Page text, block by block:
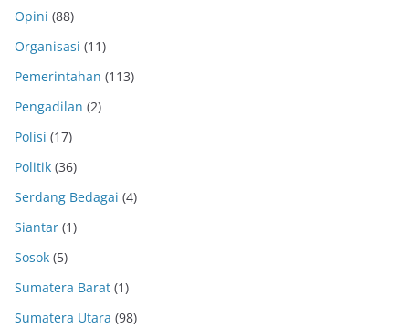
Opini (88)
Organisasi (11)
Pemerintahan (113)
Pengadilan (2)
Polisi (17)
Politik (36)
Serdang Bedagai (4)
Siantar (1)
Sosok (5)
Sumatera Barat (1)
Sumatera Utara (98)